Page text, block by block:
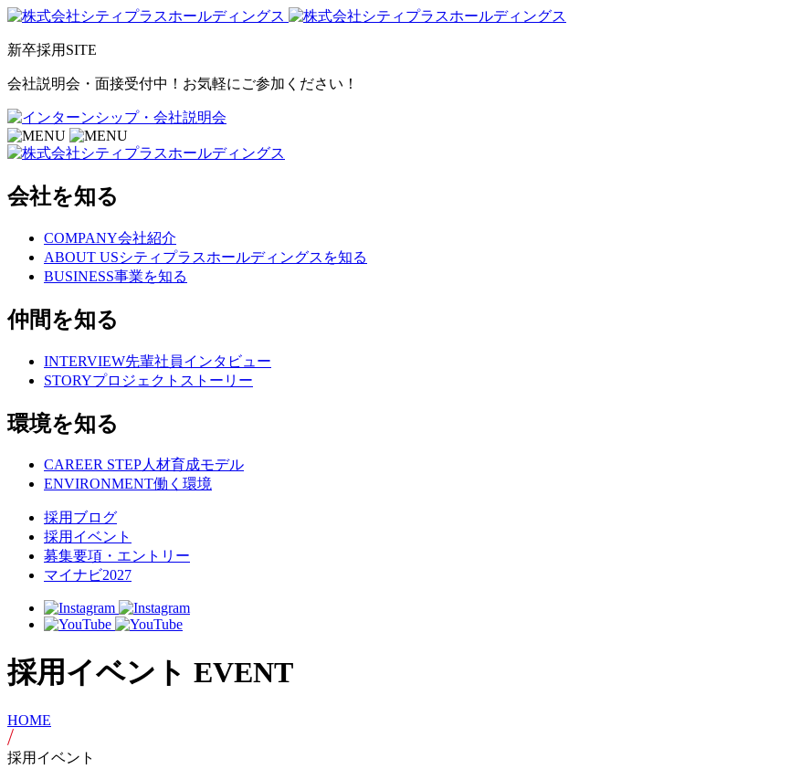
新卒採用SITE
会社説明会・面接受付中！お気軽にご参加ください！
会社を知る
COMPANY会社紹介
ABOUT USシティプラスホールディングスを知る
BUSINESS事業を知る
仲間を知る
INTERVIEW先輩社員インタビュー
STORYプロジェクトストーリー
環境を知る
CAREER STEP人材育成モデル
ENVIRONMENT働く環境
採用ブログ
採用イベント
募集要項・エントリー
マイナビ2027
採用イベント EVENT
HOME
採用イベント